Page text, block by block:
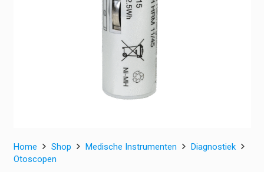
Home Shop Medische Instrumenten
Diagnostiek
Otoscopen